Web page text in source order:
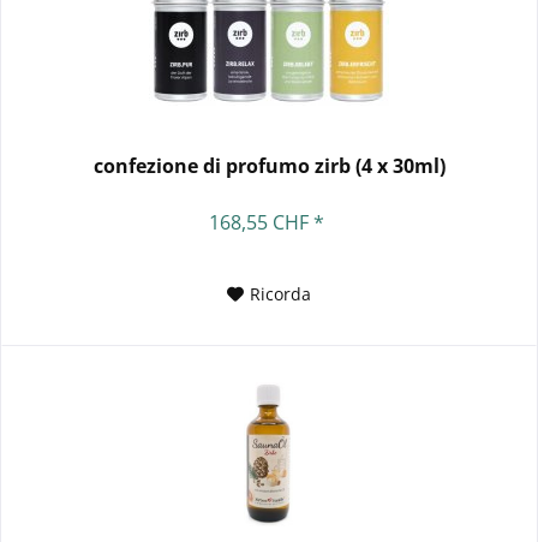
confezione di profumo zirb (4 x 30ml)
168,55 CHF *
Ricorda